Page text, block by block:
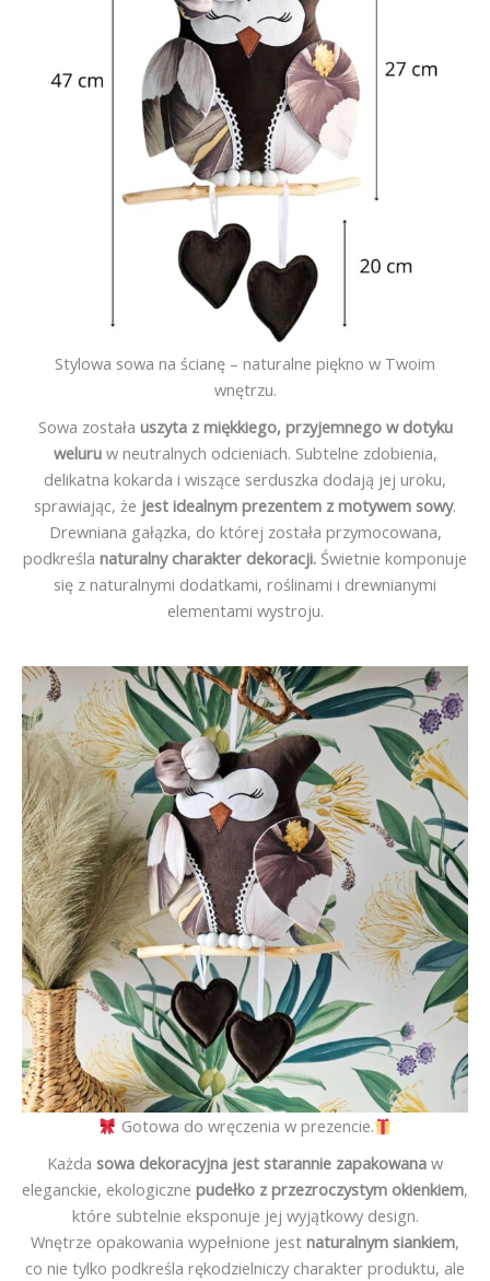
Stylowa sowa na ścianę – naturalne piękno w Twoim
wnętrzu.
Sowa została uszyta z miękkiego, przyjemnego w dotyku
weluruw neutralnych odcieniach. Subtelne zdobienia,
delikatna kokarda i wiszące serduszka dodają jej uroku,
sprawiając, że jest idealnym prezentem z motywem sowy.
Drewniana gałązka, do której została przymocowana,
podkreśla naturalny charakter dekoracji. Świetnie komponuje
się z naturalnymi dodatkami, roślinami i drewnianymi
elementami wystroju.
Gotowa do wręczenia w prezencie.
Każda sowa dekoracyjna jest starannie zapakowana w
eleganckie, ekologiczne pudełko z przezroczystym okienkiem,
które subtelnie eksponuje jej wyjątkowy design.
Wnętrze opakowania wypełnione jest naturalnym siankiem,
co nie tylko podkreśla rękodzielniczy charakter produktu, ale